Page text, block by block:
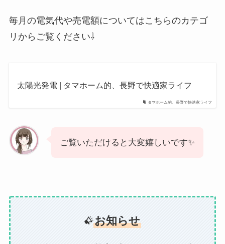
毎月の電気代や売電額についてはこちらのカテゴ
リからご覧ください⇩
タマホーム的、長野で快適家ライフ
太陽光発電 | タマホーム的、長野で快適家ライフ
ご覧いただけると大変嬉しいです✨
お知らせ